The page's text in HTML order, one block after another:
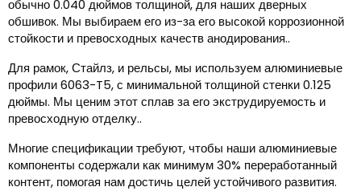
обычно 0.040 дюймов толщиной, для наших дверных
обшивок. Мы выбираем его из-за его высокой коррозионной
стойкости и превосходных качеств анодирования..
Для рамок, Стайлз, и рельсы, мы используем алюминиевые
профили 6063-T5, с минимальной толщиной стенки 0.125
дюймы. Мы ценим этот сплав за его экструдируемость и
превосходную отделку..
Многие спецификации требуют, чтобы наши алюминиевые
компоненты содержали как минимум 30% переработанный
контент, помогая нам достичь целей устойчивого развития.